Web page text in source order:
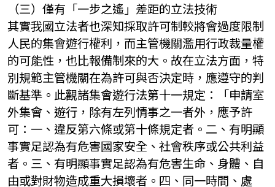
（三）僅有「一步之遙」差距的立法技術
其實我國立法者也深知採取許可制較將會過度限制
人民的集會遊行權利，而主管機關濫用行政裁量權
的可能性，也比報備制來的大。故在立法方面，特
別規範主管機關在為許可與否決定時，應遵守的判
斷基準。此觀諸集會遊行法第十一規定：「申請室
外集會、遊行，除有左列情事之一者外，應予許
可：一、違反第六條或第十條規定者。二、有明顯
事實足認為有危害國家安全、社會秩序或公共利益
者。三、有明顯事實足認為有危害生命、身體、自
由或對財物造成重大損壞者。四、同一時間、處